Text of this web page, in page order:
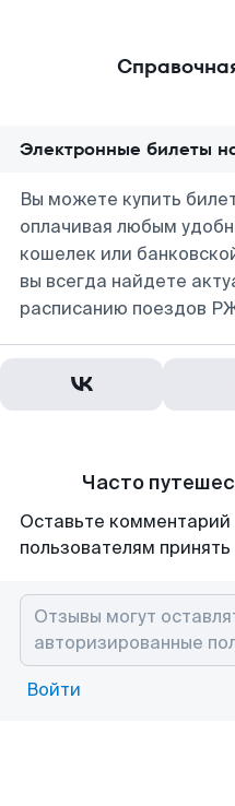
Электронные билеты
Вы можете купить
оплачивая любым
кошелек или
вы всегда найдете
расписанию поездов
Часто
Оставьте
пользователям
Войти